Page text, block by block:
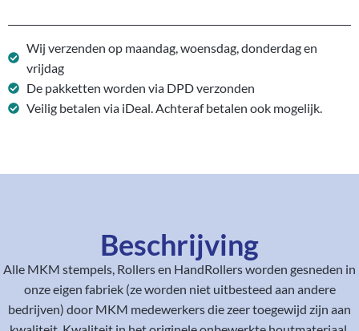
Wij verzenden op maandag, woensdag, donderdag en
vrijdag
De pakketten worden via DPD verzonden
Veilig betalen via iDeal. Achteraf betalen ook mogelijk.
Beschrijving
Alle MKM stempels, Rollers en HandRollers worden gesneden in
onze eigen fabriek (ze worden niet uitbesteed aan andere
bedrijven) door MKM medewerkers die zeer toegewijd zijn aan